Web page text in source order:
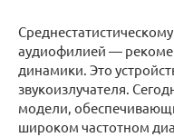
аудиофилией —
динамики. Это
звукоизлучателя.
модели,
широком частотном